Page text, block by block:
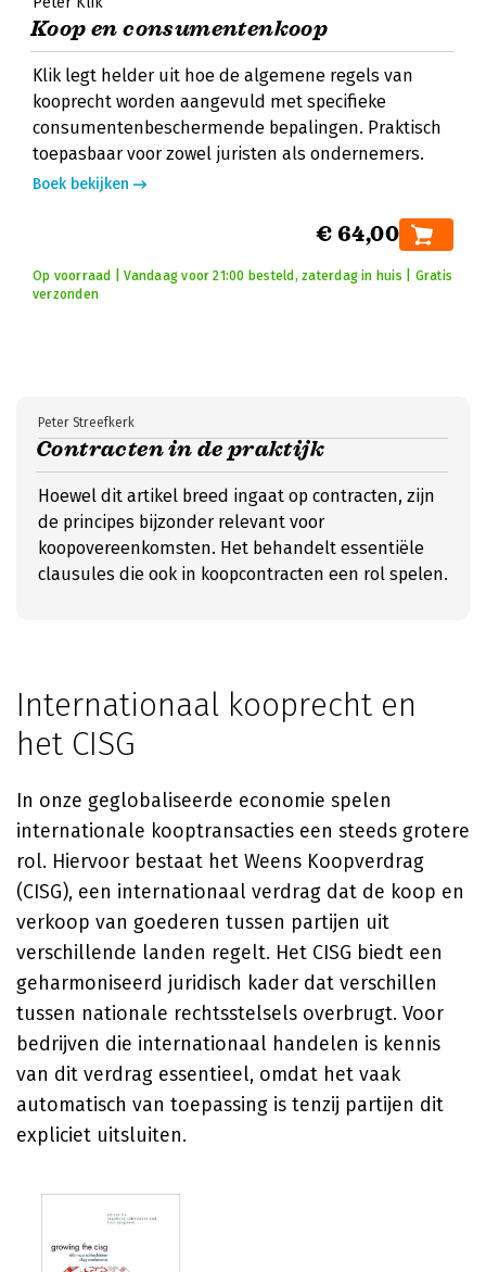
Koop en consumentenkoop
Klik legt helder uit hoe de algemene regels van
kooprecht worden aangevuld met specifieke
consumentenbeschermende bepalingen. Praktisch
toepasbaar voor zowel juristen als ondernemers.
Boek bekijken
€ 64,00
Op voorraad | Vandaag voor 21:00 besteld, zaterdag in huis | Gratis
verzonden
Contracten in de praktijk
Peter Streefkerk
Hoewel dit artikel breed ingaat op contracten, zijn
de principes bijzonder relevant voor
koopovereenkomsten. Het behandelt essentiële
clausules die ook in koopcontracten een rol spelen.
Internationaal kooprecht en
het CISG
In onze geglobaliseerde economie spelen
internationale kooptransacties een steeds grotere
rol. Hiervoor bestaat het Weens Koopverdrag
(CISG), een internationaal verdrag dat de koop en
verkoop van goederen tussen partijen uit
verschillende landen regelt. Het CISG biedt een
geharmoniseerd juridisch kader dat verschillen
tussen nationale rechtsstelsels overbrugt. Voor
bedrijven die internationaal handelen is kennis
van dit verdrag essentieel, omdat het vaak
automatisch van toepassing is tenzij partijen dit
expliciet uitsluiten.